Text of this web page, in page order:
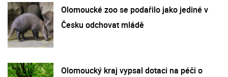
Olomoucké zoo se podařilo jako jediné v
Česku odchovat mládě
Olomoucký kraj vypsal dotaci na péči o